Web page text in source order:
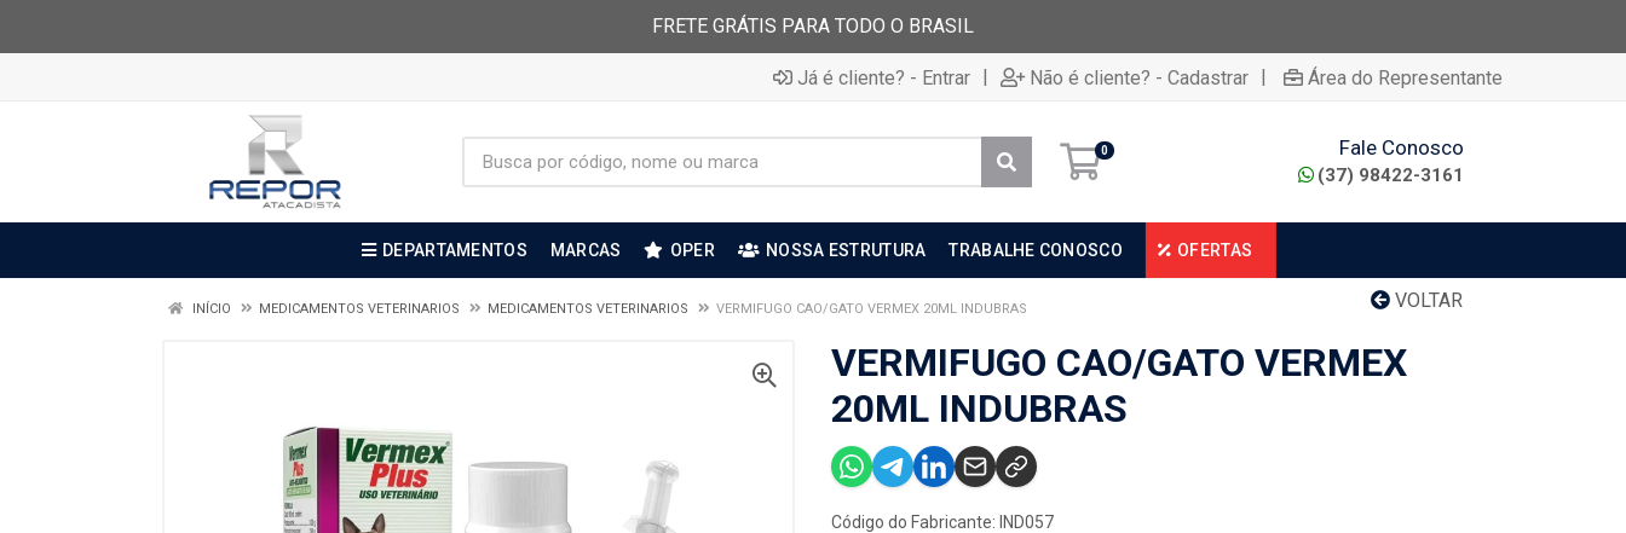
FRETE GRÁTIS PARA TODO O BRASIL
Já é cliente? - Entrar | Não é cliente? - Cadastrar | Área do Representante
0 Fale Conosco
(37) 98422-3161
DEPARTAMENTOS MARCAS OPER NOSSA ESTRUTURA TRABALHE CONOSCO OFERTAS
VOLTAR
INÍCIO MEDICAMENTOS VETERINARIOS MEDICAMENTOS VETERINARIOS VERMIFUGO CAO/GATO VERMEX 20ML INDUBRAS
VERMIFUGO CAO/GATO VERMEX
20ML INDUBRAS
Código do Fabricante: IND057